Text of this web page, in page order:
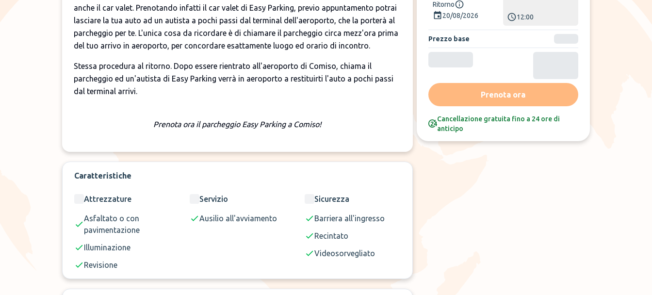
anche il car valet. Prenotando infatti il car valet di Easy Parking, previo appuntamento potrai
lasciare la tua auto ad un autista a pochi passi dal terminal dell'aeroporto, che la porterà al
parcheggio per te. L'unica cosa da ricordare è di chiamare il parcheggio circa mezz'ora prima
del tuo arrivo in aeroporto, per concordare esattamente luogo ed orario di incontro.
Stessa procedura al ritorno. Dopo essere rientrato all'aeroporto di Comiso, chiama il
parcheggio ed un'autista di Easy Parking verrà in aeroporto a restituirti l'auto a pochi passi
dal terminal arrivi.
Prenota ora il parcheggio Easy Parking a Comiso!
Caratteristiche
Attrezzature
Asfaltato o con
pavimentazione
Illuminazione
Revisione
Servizio
Ausilio all'avviamento
Sicurezza
Barriera all'ingresso
Recintato
Videosorvegliato
Ritorno
20/08/2026
12:00
Prezzo base
Prenota ora
Cancellazione gratuita fino a 24 ore di
anticipo